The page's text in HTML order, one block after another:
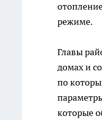
режиме.
Главы
домах и
по
которые